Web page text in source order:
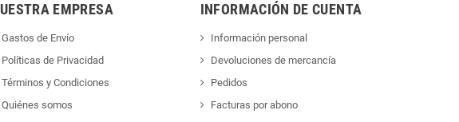
EMPRESA
Gastos de Envío
Políticas de Privacidad
Términos y Condiciones
Quiénes somos
INFORMACIÓN DE CUENTA
Información personal
Devoluciones de mercancía
Pedidos
Facturas por abono